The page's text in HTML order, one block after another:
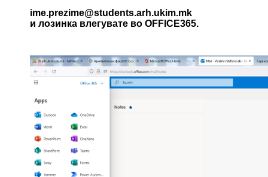
ime.prezime@students.arh.ukim.mk
и лозинка влегувате во OFFICE365.